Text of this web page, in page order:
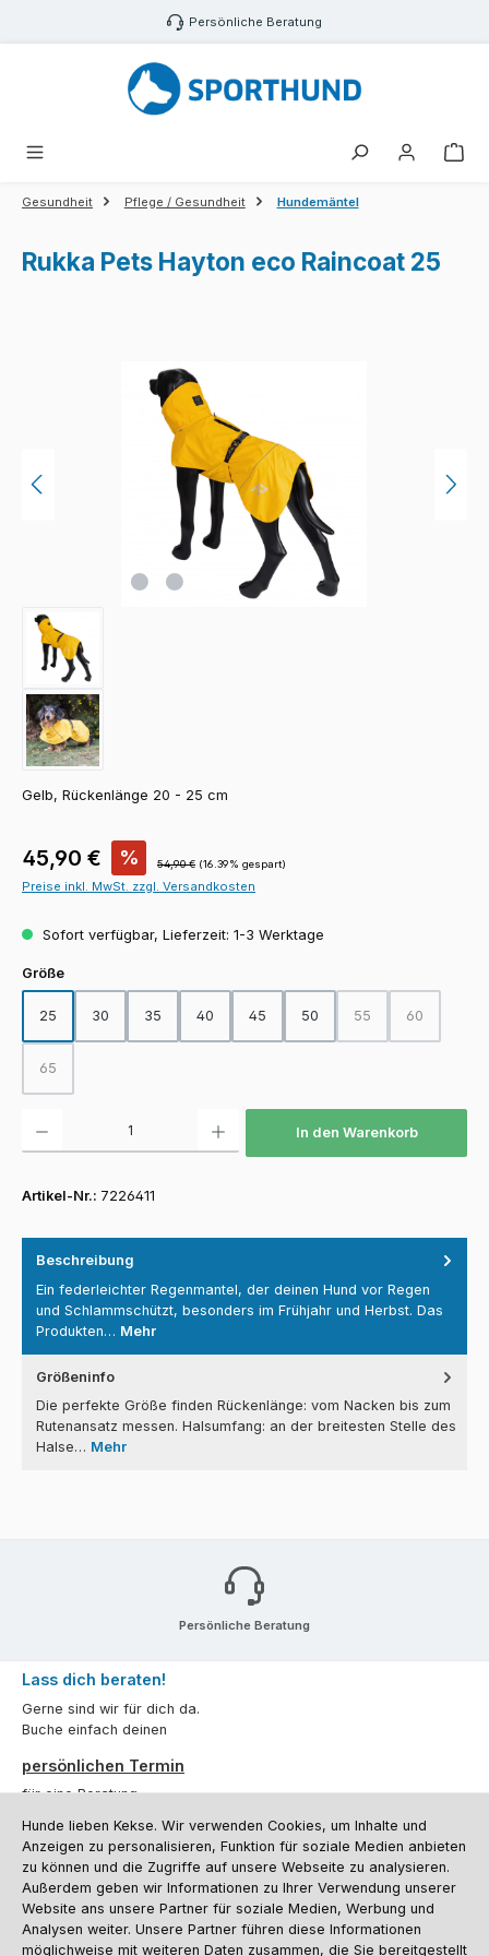
Zum Hauptinhalt springen Persönliche Beratung
Gesundheit Pflege / Gesundheit Hundemäntel
Rukka Pets Hayton eco Raincoat 25
Bildergalerie überspringen
Gelb, Rückenlänge 20 - 25 cm
Verkaufspreis:
45,90 € % Regulärer Preis:
54,90 € (16.39% gespart)
Preise inkl. MwSt. zzgl. Versandkosten
Sofort verfügbar, Lieferzeit: 1-3 Werktage
Größeauswählen
25 30 35 40 45 50 55
(Diese Option ist
60
(Diese
65
(Diese Option ist zurzeit nicht verfügbar.)
In den Warenkorb
Artikel-Nr.: 7226411
Beschreibung
Ein federleichter Regenmantel, der deinen Hund vor Regen
und Schlammschützt, besonders im Frühjahr und Herbst. Das
Produkten… Mehr
Größeninfo
Die perfekte Größe finden Rückenlänge: vom Nacken bis zum
Rutenansatz messen. Halsumfang: an der breitesten Stelle des
Halse… Mehr
Persönliche Beratung
Lass dich beraten!
Gerne sind wir für dich da.
Buche einfach deinen
persönlichen Termin
für eine Beratung.
Oder über unserKontaktformular.
Vertrag widerrufen
Kundenservice
Hunde lieben Kekse. Wir verwenden Cookies, um Inhalte und
Anzeigen zu personalisieren, Funktion für soziale Medien anbieten
zu können und die Zugriffe auf unsere Webseite zu analysieren.
Außerdem geben wir Informationen zu Ihrer Verwendung unserer
Website ans unsere Partner für soziale Medien, Werbung und
Analysen weiter. Unsere Partner führen diese Informationen
möglichweise mit weiteren Daten zusammen, die Sie bereitgestellt